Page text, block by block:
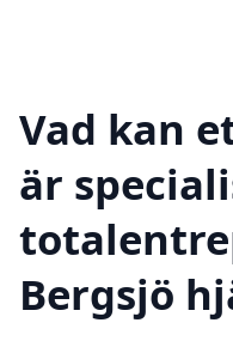
Vad kan
är
Bergsjö